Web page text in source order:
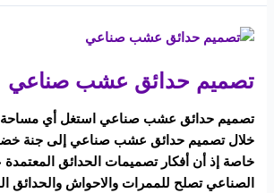
تصميم حدائق عشب صناعي
تصميم حدائق عشب صناعي استغل أي مساحة
خلال تصميم حدائق عشب صناعي إلى جنة
خاصة إذ أن أفكار تصميمات الحدائق
الصناعي تصلح للممرات والاحواش والحدائق
تصميم
عشب